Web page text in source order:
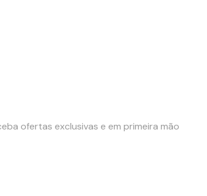
ofertas exclusivas e em primeira mão